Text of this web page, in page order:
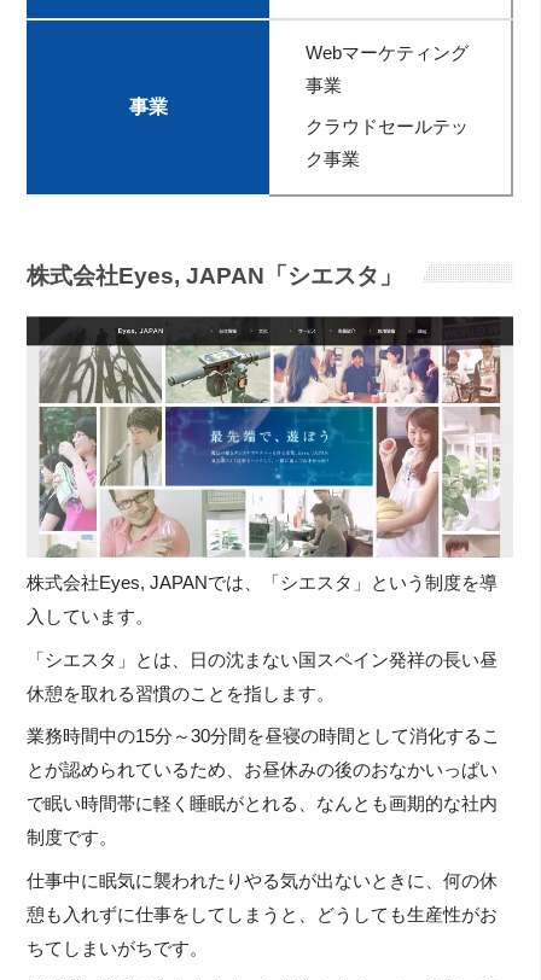
事業
Webマーケティング
事業
クラウドセールテッ
ク事業
株式会社Eyes, JAPAN「シエスタ」
株式会社Eyes, JAPANでは、「シエスタ」という制度を導
入しています。
「シエスタ」とは、
日の沈まない国スペイン発祥の長い昼
休憩を取れる習慣のことを指 します。
業務時間中の15分～30分間を昼寝の時間として消化するこ
とが認められているため、 お昼休みの後のおなかいっぱい
で眠い時間帯に軽く睡眠がとれる、 なんとも画期的な社内
制度です。
仕事中に眠気に襲われたりやる気が出ないときに、何の休
憩も入れずに仕事をしてしまうと、
どうしても生産性がお
ちてしまいがちです。